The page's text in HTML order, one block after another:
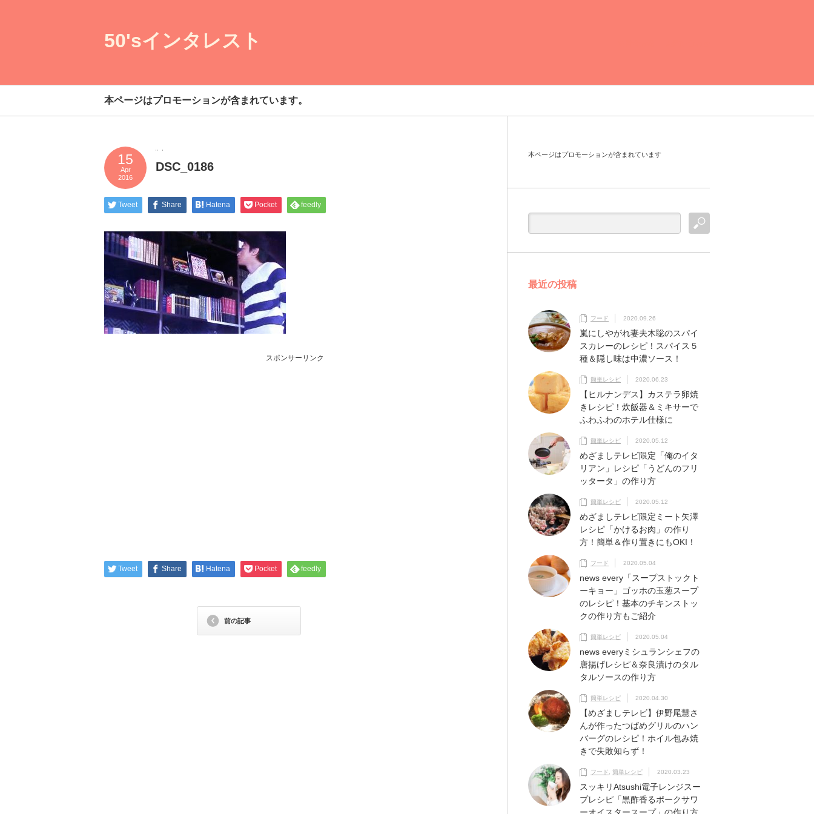
50'sインタレスト
本ページはプロモーションが含まれています。
15
Apr
2016
DSC_0186
Tweet Share Hatena Pocket feedly
スポンサーリンク
Tweet Share Hatena Pocket feedly
前の記事
本ページはプロモーションが含まれています
最近の投稿
フード 2020.09.26
嵐にしやがれ妻夫木聡のスパイ
スカレーのレシピ！スパイス５
種＆隠し味は中濃ソース！
簡単レシピ 2020.06.23
【ヒルナンデス】カステラ卵焼
きレシピ！炊飯器＆ミキサーで
ふわふわのホテル仕様に
簡単レシピ 2020.05.12
めざましテレビ限定「俺のイタ
リアン」レシピ「うどんのフリ
ッタータ」の作り方
簡単レシピ 2020.05.12
めざましテレビ限定ミート矢澤
レシピ「かけるお肉」の作り
方！簡単＆作り置きにもOKI！
フード 2020.05.04
news every「スープストックト
ーキョー」ゴッホの玉葱スープ
のレシピ！基本のチキンストッ
クの作り方もご紹介
簡単レシピ 2020.05.04
news everyミシュランシェフの
唐揚げレシピ＆奈良漬けのタル
タルソースの作り方
簡単レシピ 2020.04.30
【めざましテレビ】伊野尾慧さ
んが作ったつばめグリルのハン
バーグのレシピ！ホイル包み焼
きで失敗知らず！
フード 簡単レシピ 2020.03.23
スッキリAtsushi電子レンジスー
プレシピ「黒酢香るポークサワ